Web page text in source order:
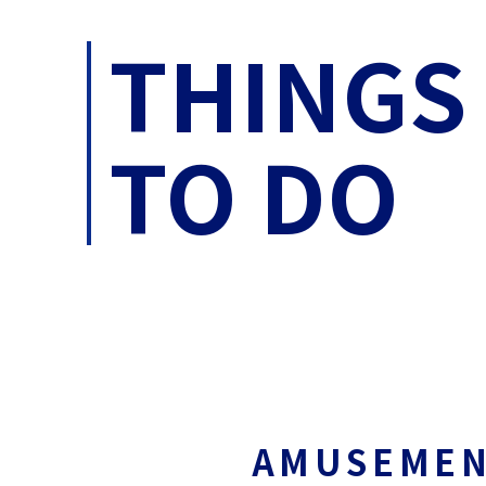
THINGS
TO DO